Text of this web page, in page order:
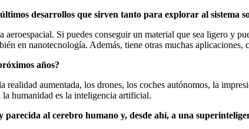
desarrollos que sirven tanto para explorar al sistema
aeroespacial. Si puedes conseguir un material que sea ligero y
en nanotecnología. Además, tiene otras muchas aplicaciones,
años?
realidad aumentada, los drones, los coches autónomos, la
humanidad es la inteligencia artificial.
al cerebro humano y, desde ahí, a una